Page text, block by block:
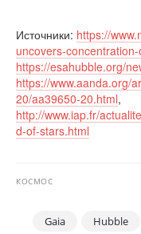
Источники: https://
uncovers-
https://esahubble.org/
https://www.aanda.org/
20/aa39650-20.html,
http://www.iap.fr/
d-of-stars.html
КОСМОС
Gaia Hubble